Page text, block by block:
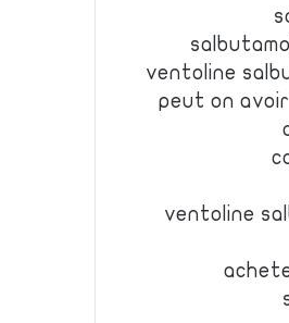
ventoline
peut on
ventoline